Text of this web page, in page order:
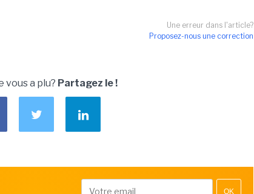
Une erreur dans l'article?
Proposez-nous une correction
vous a plu? Partagez le !
OK